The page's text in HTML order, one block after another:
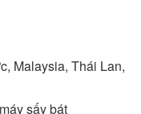
Malaysia, Thái Lan,
sấy bát